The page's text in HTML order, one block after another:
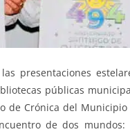
presentaciones
públicas
de Crónica del
de dos mundos: